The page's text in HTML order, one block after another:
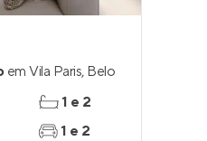
em Vila Paris, Belo
1 e 2
1 e 2